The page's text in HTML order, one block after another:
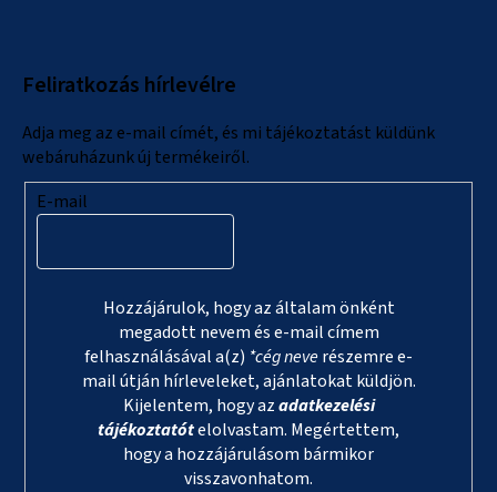
Feliratkozás hírlevélre
Adja meg az e-mail címét, és mi tájékoztatást küldünk
webáruházunk új termékeiről.
E-mail
Hozzájárulok, hogy az általam önként
megadott nevem és e-mail címem
felhasználásával a(z) *cég neverészemre e-
mail útján hírleveleket, ajánlatokat küldjön.
Kijelentem, hogy azadatkezelési
tájékoztatótelolvastam. Megértettem,
hogy a hozzájárulásom bármikor
visszavonhatom.